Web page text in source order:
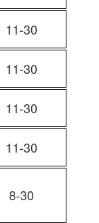
11-30
11-30
11-30
11-30
8-30